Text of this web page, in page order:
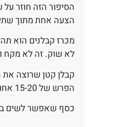
הסיפור הזה חוזר
הצעה אחת מתוך
מכרז קבלנים הוא
לא שוק. זה לא מקח
הפרש של 15-20 אחוז הוא לא נדיר. על פרויקט של 2.5 מיליון זה 375 עד 500 אלף שקל.
כסף שאפשר לשים